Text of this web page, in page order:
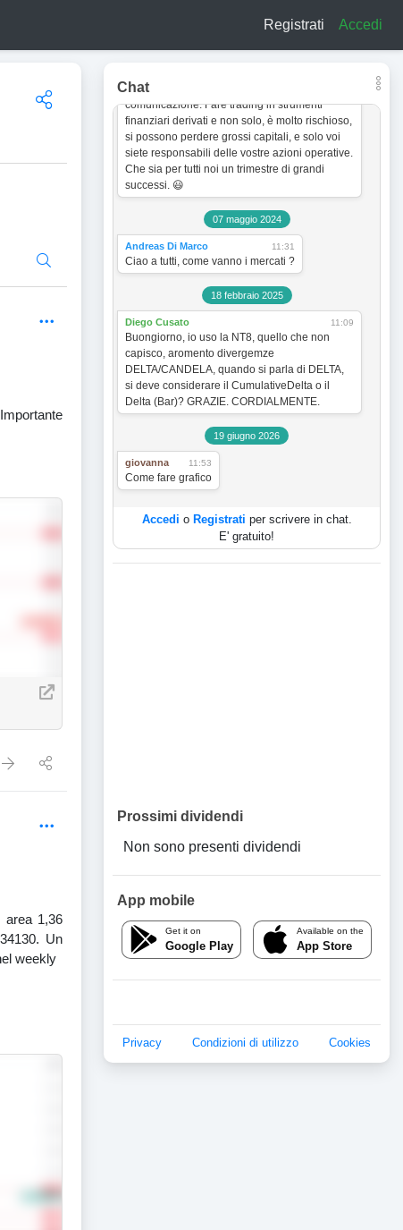
Registrati Accedi
area 1,36
Un
weekly
Chat
In quanto tale non vogliono incentivare in
cambiamento senza obbligo di preventiva
comunicazione. Fare trading in strumenti
finanziari derivati e non solo, è molto rischioso,
si possono perdere grossi capitali, e solo voi
siete responsabili delle vostre azioni operative.
Che sia per tutti noi un trimestre di grandi
successi. 😃
07 maggio 2024
Andreas Di Marco 11:31
Ciao a tutti, come vanno i mercati ?
18 febbraio 2025
Diego Cusato 11:09
Buongiorno, io uso la NT8, quello che non
capisco, aromento divergemze
DELTA/CANDELA, quando si parla di DELTA,
si deve considerare il CumulativeDelta o il
Delta (Bar)? GRAZIE. CORDIALMENTE.
19 giugno 2026
giovanna 11:53
Come fare grafico
Accedi o Registrati per scrivere in chat.
E' gratuito!
Prossimi dividendi
Non sono presenti dividendi
App mobile
Get it on
Google Play
Available on the
App Store
Privacy Condizioni di utilizzo Cookies